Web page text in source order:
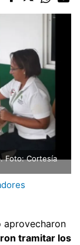
Foto: Cortesía
aprovecharon
tramitar los